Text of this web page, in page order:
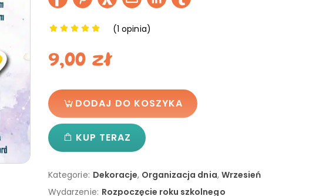
(1 opinia)
9,00zł
DODAJ DO KOSZYKA
KUP TERAZ
Kategorie: Dekoracje, Organizacja dnia, Wrzesień
Wydarzenie: Rozpoczęcie roku szkolnego